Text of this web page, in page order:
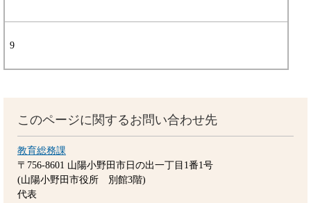
9
このページに関するお問い合わせ先
教育総務課
〒756-8601 山陽小野田市日の出一丁目1番1号
(山陽小野田市役所 別館3階)
代表